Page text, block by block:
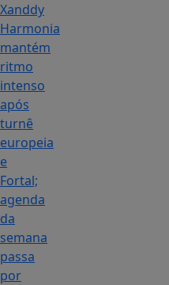
Xanddy
Harmonia
mantém
ritmo
intenso
após
turnê
europeia
e
Fortal;
agenda
da
semana
passa
por